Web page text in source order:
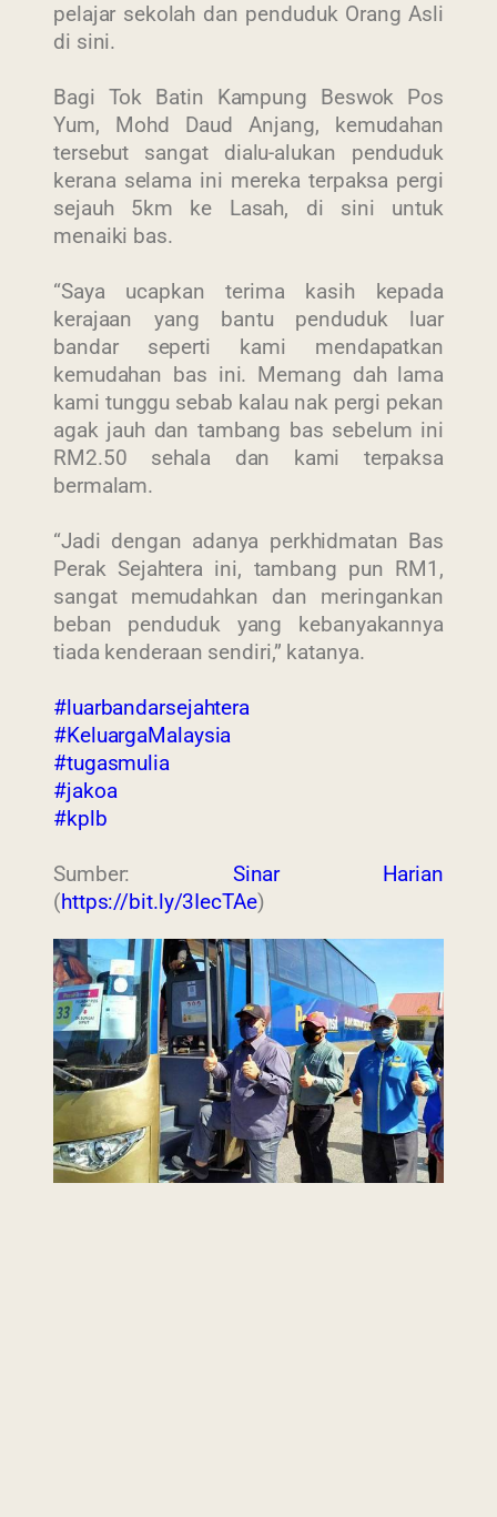
pelajar sekolah dan penduduk Orang Asli
di sini.
Bagi Tok Batin Kampung Beswok Pos
Yum, Mohd Daud Anjang, kemudahan
tersebut sangat dialu-alukan penduduk
kerana selama ini mereka terpaksa pergi
sejauh 5km ke Lasah, di sini untuk
menaiki bas.
“Saya ucapkan terima kasih kepada
kerajaan yang bantu penduduk luar
bandar seperti kami mendapatkan
kemudahan bas ini. Memang dah lama
kami tunggu sebab kalau nak pergi pekan
agak jauh dan tambang bas sebelum ini
RM2.50 sehala dan kami terpaksa
bermalam.
“Jadi dengan adanya perkhidmatan Bas
Perak Sejahtera ini, tambang pun RM1,
sangat memudahkan dan meringankan
beban penduduk yang kebanyakannya
tiada kenderaan sendiri,” katanya.
#luarbandarsejahtera
#KeluargaMalaysia
#tugasmulia
#jakoa
#kplb
Sumber: Sinar Harian
(https://bit.ly/3IecTAe)